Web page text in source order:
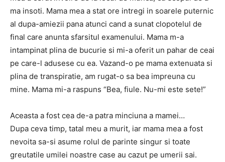
ma insoti. Mama mea a stat ore intregi in soarele puternic
al dupa-amiezii pana atunci cand a sunat clopotelul de
final care anunta sfarsitul examenului. Mama m-a
intampinat plina de bucurie si mi-a oferit un pahar de ceai
pe care-l adusese cu ea. Vazand-o pe mama extenuata si
plina de transpiratie, am rugat-o sa bea impreuna cu
mine. Mama mi-a raspuns “Bea, fiule. Nu-mi este sete!”
Aceasta a fost cea de-a patra minciuna a mamei…
Dupa ceva timp, tatal meu a murit, iar mama mea a fost
nevoita sa-si asume rolul de parinte singur si toate
greutatile umilei noastre case au cazut pe umerii sai.